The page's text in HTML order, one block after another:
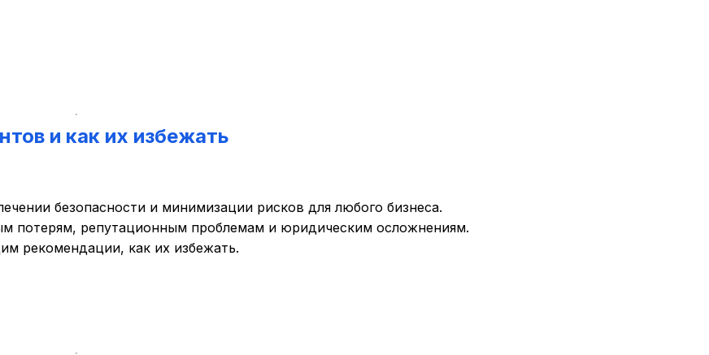
и как их избежать
безопасности и минимизации рисков для любого бизнеса.
потерям, репутационным проблемам и юридическим осложнениям.
рекомендации, как их избежать.